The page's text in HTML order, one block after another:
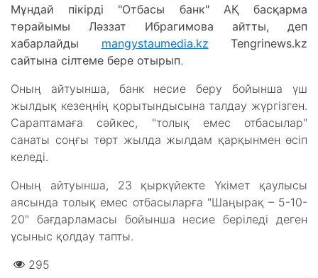
Мұндай пікірді "Отбасы банк" АҚ басқарма
төрайымы Ләззат Ибрагимова айтты, деп
хабарлайды mangystaumedia.kz Tengrinews.kz
сайтына сілтеме бере отырып.
Оның айтуынша, банк несие беру бойынша үш
жылдық кезеңнің қорытындысына талдау жүргізген.
Сараптамаға сәйкес, "толық емес отбасылар"
санаты соңғы төрт жылда жылдам қарқынмен өсіп
келеді.
Оның айтуынша, 23 қыркүйекте Үкімет қаулысы
аясында толық емес отбасыларға "Шаңырақ – 5-10-
20" бағдарламасы бойынша несие беріледі деген
ұсыныс қолдау тапты.
295